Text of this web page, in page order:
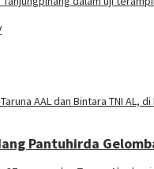
Pantuhirda